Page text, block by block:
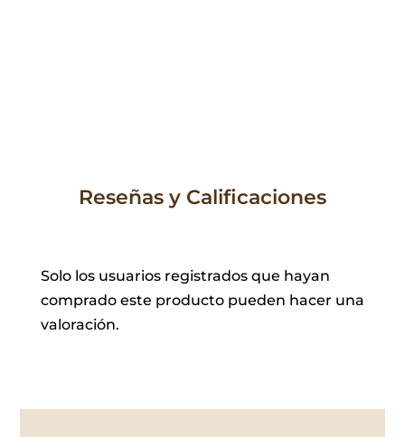
Reseñas y Calificaciones
Solo los usuarios registrados que hayan
comprado este producto pueden hacer una
valoración.